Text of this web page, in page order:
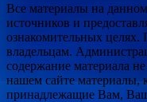
Все материалы на
источников и
ознакомительных
владельцам.
содержание материала
нашем сайте материалы,
принадлежащие Вам,